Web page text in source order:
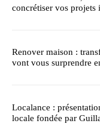
concrétiser vos projets
Renover maison :
vont vous surprendre
Localance :
locale fondée par